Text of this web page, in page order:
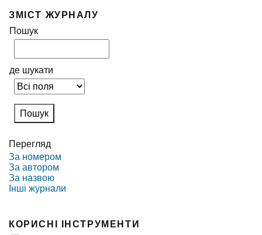
ЗМІСТ ЖУРНАЛУ
Пошук
де шукати
Перегляд
За номером
За автором
За назвою
Інші журнали
КОРИСНІ ІНСТРУМЕНТИ